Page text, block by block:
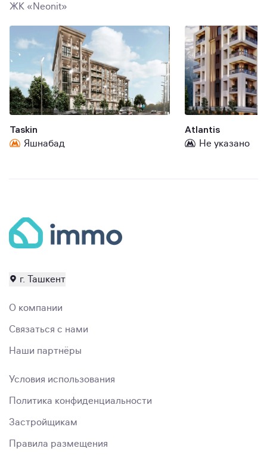
ЖК «Neonit»
Taskin
Яшнабад
Atlantis
Не указано
г. Ташкент
О компании
Связаться с нами
Наши партнёры
Условия использования
Политика конфиденциальности
Застройщикам
Правила размещения